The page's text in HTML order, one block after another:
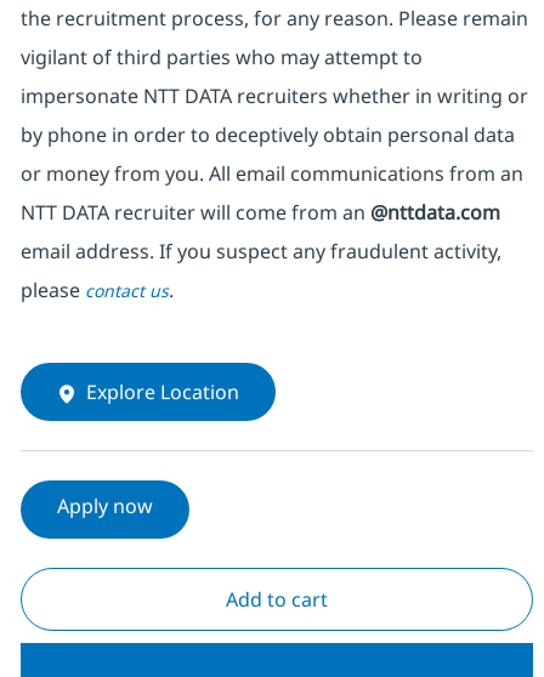
the recruitment process, for any reason. Please remain
vigilant of third parties who may attempt to
impersonate NTT DATA recruiters whether in writing or
by phone in order to deceptively obtain personal data
or money from you. All email communications from an
NTT DATA recruiter will come from an @nttdata.com
email address. If you suspect any fraudulent activity,
please contact us.
Explore Location
Apply now
Add to cart